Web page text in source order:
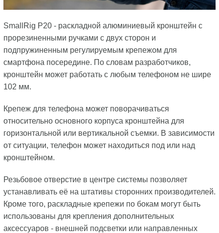
SmallRig P20 - раскладной алюминиевый кронштейн с
прорезиненными ручками с двух сторон и
подпружиненным регулируемым крепежом для
смартфона посередине. По словам разработчиков,
кронштейн может работать с любым телефоном не шире
102 мм.
Крепеж для телефона может поворачиваться
относительно основного корпуса кронштейна для
горизонтальной или вертикальной съемки. В зависимости
от ситуации, телефон может находиться под или над
кронштейном.
Резьбовое отверстие в центре системы позволяет
устанавливать её на штативы сторонних производителей.
Кроме того, раскладные крепежи по бокам могут быть
использованы для крепления дополнительных
аксессуаров - внешней подсветки или направленных